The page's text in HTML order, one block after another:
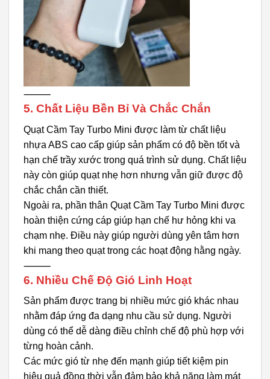
⸻
5. Chất Liệu Bền Bỉ Và Chắc Chắn
Quạt Cầm Tay Turbo Mini được làm từ chất liệu
nhựa ABS cao cấp giúp sản phẩm có độ bền tốt và
hạn chế trầy xước trong quá trình sử dụng. Chất liệu
này còn giúp quạt nhẹ hơn nhưng vẫn giữ được độ
chắc chắn cần thiết.
Ngoài ra, phần thân Quạt Cầm Tay Turbo Mini được
hoàn thiện cứng cáp giúp hạn chế hư hỏng khi va
chạm nhẹ. Điều này giúp người dùng yên tâm hơn
khi mang theo quạt trong các hoạt động hằng ngày.
⸻
6. Nhiều Chế Độ Gió Linh Hoạt
Sản phẩm được trang bị nhiều mức gió khác nhau
nhằm đáp ứng đa dạng nhu cầu sử dụng. Người
dùng có thể dễ dàng điều chỉnh chế độ phù hợp với
từng hoàn cảnh.
Các mức gió từ nhẹ đến mạnh giúp tiết kiệm pin
hiệu quả đồng thời vẫn đảm bảo khả năng làm mát